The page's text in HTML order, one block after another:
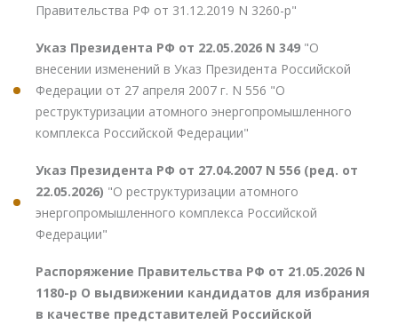
Правительства РФ от 31.12.2019 N 3260-р"
Указ Президента РФ от 22.05.2026 N 349 "О
внесении изменений в Указ Президента Российской
Федерации от 27 апреля 2007 г. N 556 "О
реструктуризации атомного энергопромышленного
комплекса Российской Федерации"
Указ Президента РФ от 27.04.2007 N 556 (ред. от
22.05.2026) "О реструктуризации атомного
энергопромышленного комплекса Российской
Федерации"
Распоряжение Правительства РФ от 21.05.2026 N
1180-р О выдвижении кандидатов для избрания
в качестве представителей Российской